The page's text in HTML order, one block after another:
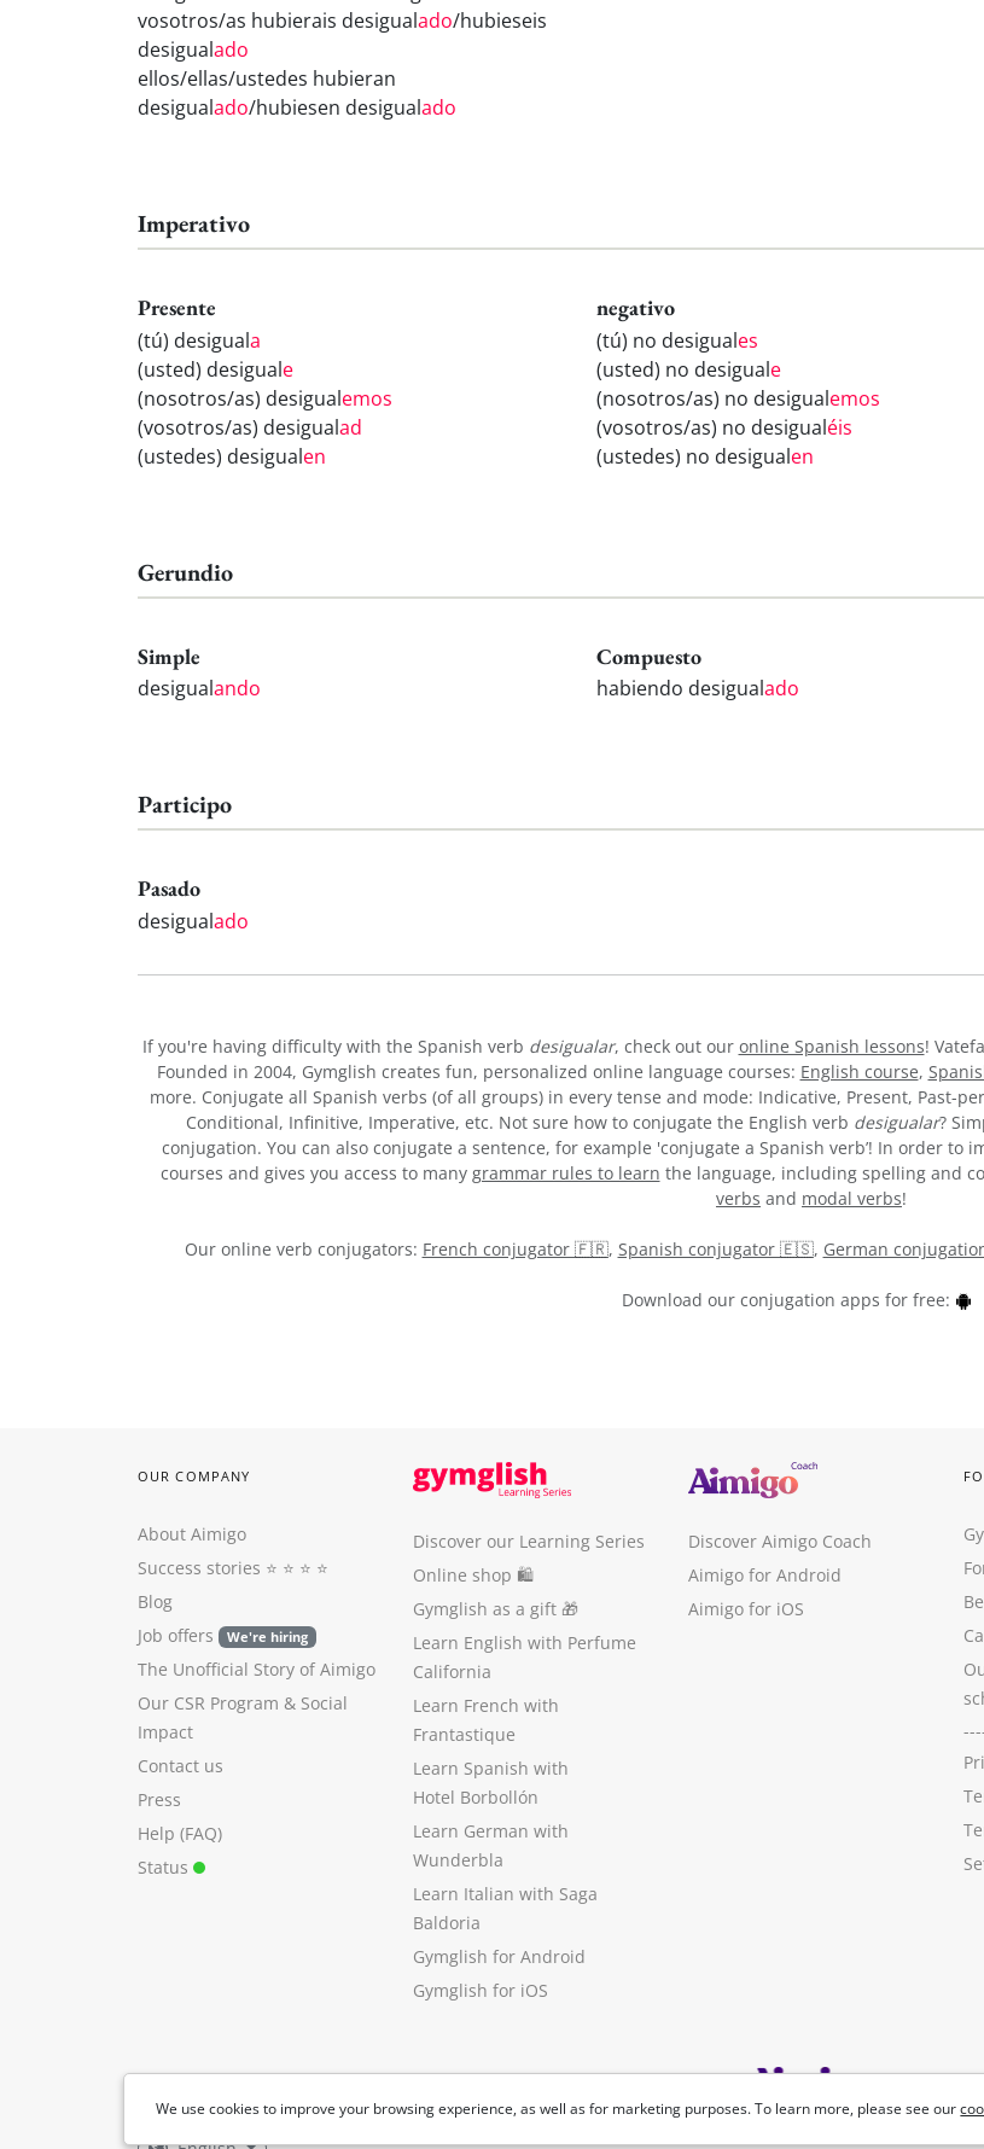
vosotros/as hubierais desigualado/hubieseis
desigualado
ellos/ellas/ustedes hubieran
desigualado/hubiesen desigualado
Imperativo
Presente
(tú) desiguala
(usted) desiguale
(nosotros/as) desigualemos
(vosotros/as) desigualad
(ustedes) desigualen
negativo
(tú) no desiguales
(usted) no desiguale
(nosotros/as) no desigualemos
(vosotros/as) no desigualéis
(ustedes) no desigualen
Gerundio
Simple
desigualando
Compuesto
habiendo desigualado
Participo
Pasado
desigualado
If you're having difficulty with the Spanish verb desigualar, check out our online Spanish lessons!
Founded in 2004, Gymglish creates fun, personalized online language courses: English course,
more. Conjugate all Spanish verbs (of all groups) in every tense and mode: Indicative, Present, Past-
Conditional, Infinitive, Imperative, etc. Not sure how to conjugate the English verb desigualar?
conjugation. You can also conjugate a sentence, for example 'conjugate a Spanish verb’! In order to
courses and gives you access to many grammar rules to learn the language, including spelling and
verbs and modal verbs!
Our online verb conjugators: French conjugator 🇫🇷, Spanish conjugator 🇪🇸, German
Download our conjugation apps for free:
We use cookies to improve your browsing experience, as well as for marketing purposes. To learn more, please see our
OUR COMPANY
About Aimigo
Success stories ⭐️ ⭐️ ⭐️ ⭐️
Blog
Job offers
We're hiring
The Unofficial Story of Aimigo
Our CSR Program & Social
Impact
Contact us
Press
Help (FAQ)
Status
Discover our Learning Series
Online shop 🛍
Gymglish as a gift 🎁
Learn English with Perfume
California
Learn French with
Frantastique
Learn Spanish with
Hotel Borbollón
Learn German with
Wunderbla
Learn Italian with Saga
Baldoria
Gymglish for Android
Gymglish for iOS
Discover Aimigo Coach
Aimigo for Android
Aimigo for iOS